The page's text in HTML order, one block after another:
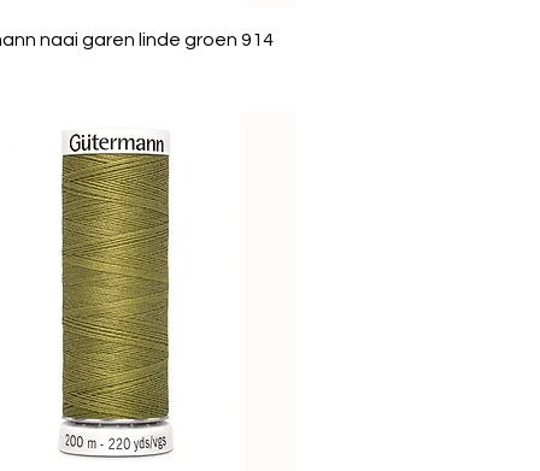
naai garen linde groen 914